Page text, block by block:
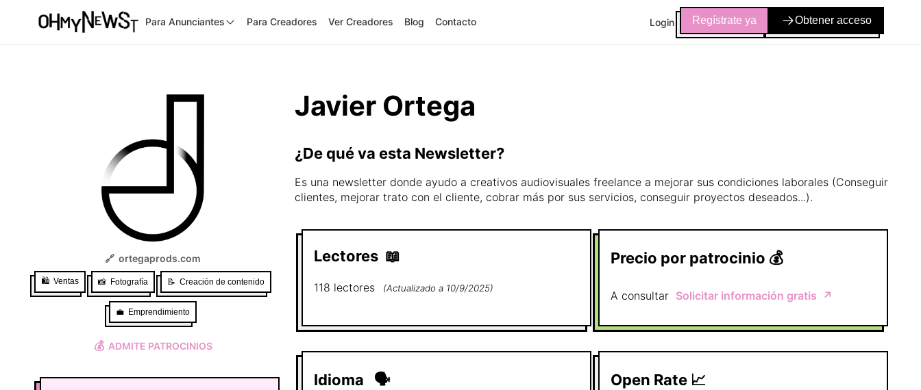
Para Anunciantes Para Creadores Ver Creadores Blog Contacto Login Regístrate ya Obtener acceso
🔗 ortegaprods.com
🛍️ Ventas 📸 Fotografía 📝 Creación de contenido
💼 Emprendimiento
💰 ADMITE PATROCINIOS
Javier Ortega
¿De qué va esta Newsletter?
Es una newsletter donde ayudo a creativos audiovisuales freelance a mejorar sus condiciones laborales (Conseguir
clientes, mejorar trato con el cliente, cobrar más por sus servicios, conseguir proyectos deseados...).
Lectores 📖
118 lectores (Actualizado a 10/9/2025)
Precio por patrocinio 💰
A consultar Solicitar información gratis ↗️
Idioma 🗣 Open Rate 📈